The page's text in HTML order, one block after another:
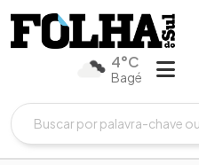
4°C
Bagé